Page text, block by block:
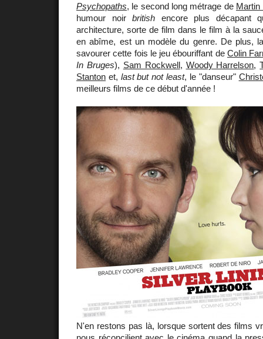
Psychopaths, le second long métrage de Martin
humour noirbritish encore plus décapant
architecture, sorte de film dans le film à la
en abîme, est un modèle du genre. De plus,
savourer cette fois le jeu ébouriffant de Colin
In Bruges), Sam Rockwell, Woody Harrelson,
Stanton et, last but not least, le "danseur"
meilleurs films de ce début d'année !
N'en restons pas là, lorsque sortent des films